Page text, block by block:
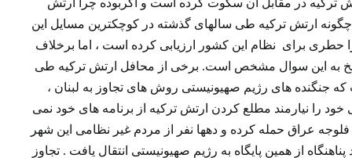
ترکیه در مقابل آن سکوت کرده است و اگربوده چرا ارتش
چگونه ارتش ترکیه طی سالهای گذشته در کوچکترین مسایل این
حطری برای نظام این کشور ارزیابی کرده است ، اما برخلاف
به این سوال مشخص است. برخی از محافل ارتش ترکیه طی
که جنگنده های رژیم صهیونیستی روش های تجاوز به لبنان ،
را نیارمند مطلع کردن ارتش ترکیه از برنامه های خود نمی
فلوجه عراق حمله کرده و دهها نفر از مردم غیر نظامی این شهر
و در جریان جنگ ۳۳ روزه نیز بمب های ضد پناهنگاه از همین پایگاه به رژیم صهیونیستی انتقال یافت . تجاوز